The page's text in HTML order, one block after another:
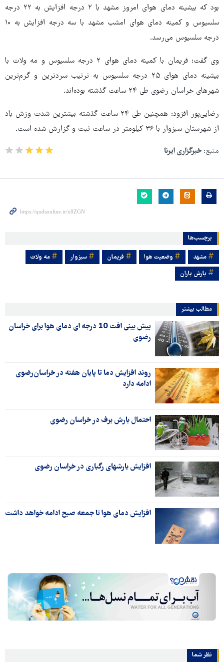
بود که بیشینه دمای هوای امروز مشهد با ۲ درجه افزایش به ۲۲ درجه
سلسیوس و کمینه دمای هوای امشب مشهد با سه درجه افزایش به ۱۰
درجه سلسیوس می‌رسد.
وی گفت: فریمان با کمینه دمای هوای ۲ درجه سلسیوس و مه ولات با
بیشینه دمای هوای ۲۵ درجه سلسیوس به ترتیب سردترین و گرم‌ترین
شهرهای خراسان رضوی طی ۲۴ ساعت گذشته بوده‌اند.
رضایی‌پور افزود: همچنین طی ۲۴ ساعت گذشته بیشترین شدت وزش باد
از شهرستان‌ سبزوار با ۳۶ کیلومتر در ساعت ثبت و گزارش شده است.
منبع: خبرگزاری ایرنا
برچسب‌ها
مشهد وضعیت هوا فریمان سبزوار
مه ولات
بارش باران
مطالب بیشتر
پیش بینی افت 10 درجه ای دمای هوا برای خراسان
رضوی
روند افزایش دما تا پایان هفته در خراسان‌رضوی
ادامه دارد
احتمال بارش برف در خراسان رضوی
افزایش بارشهای رگباری در خراسان رضوی
افزایش دمای هوا تا جمعه صبح ادامه خواهد داشت
نظر شما